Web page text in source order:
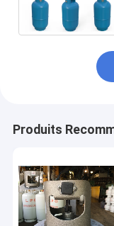
Produits